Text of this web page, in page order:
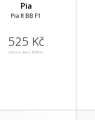
Pia
Pia R BB F1
525 Kč
(Cena bez DPH)